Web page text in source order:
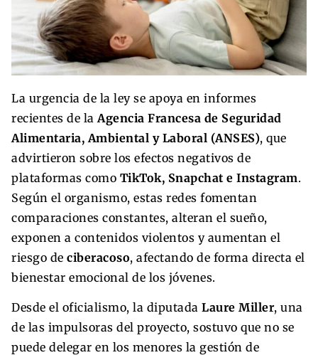
La urgencia de la ley se apoya en informes
recientes de la Agencia Francesa de Seguridad
Alimentaria, Ambiental y Laboral (ANSES), que
advirtieron sobre los efectos negativos de
plataformas como TikTok, Snapchat e Instagram.
Según el organismo, estas redes fomentan
comparaciones constantes, alteran el sueño,
exponen a contenidos violentos y aumentan el
riesgo de ciberacoso, afectando de forma directa el
bienestar emocional de los jóvenes.
Desde el oficialismo, la diputada Laure Miller, una
de las impulsoras del proyecto, sostuvo que no se
puede delegar en los menores la gestión de